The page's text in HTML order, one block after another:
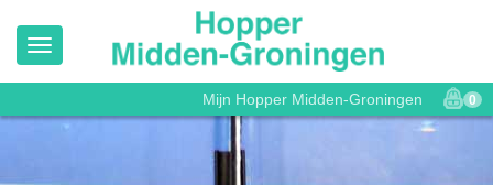
Mijn Hopper Midden-Groningen 0